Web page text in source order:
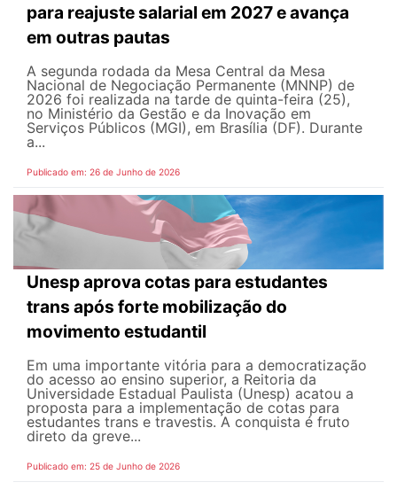
para reajuste salarial em 2027 e avança
em outras pautas
A segunda rodada da Mesa Central da Mesa
Nacional de Negociação Permanente (MNNP) de
2026 foi realizada na tarde de quinta-feira (25),
no Ministério da Gestão e da Inovação em
Serviços Públicos (MGI), em Brasília (DF). Durante
a...
Publicado em: 26 de Junho de 2026
Unesp aprova cotas para estudantes
trans após forte mobilização do
movimento estudantil
Em uma importante vitória para a democratização
do acesso ao ensino superior, a Reitoria da
Universidade Estadual Paulista (Unesp) acatou a
proposta para a implementação de cotas para
estudantes trans e travestis. A conquista é fruto
direto da greve...
Publicado em: 25 de Junho de 2026